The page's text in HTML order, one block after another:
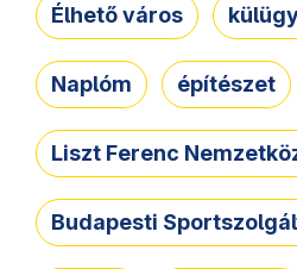
Élhető város
Naplóm építészet
Liszt Ferenc
Budapesti